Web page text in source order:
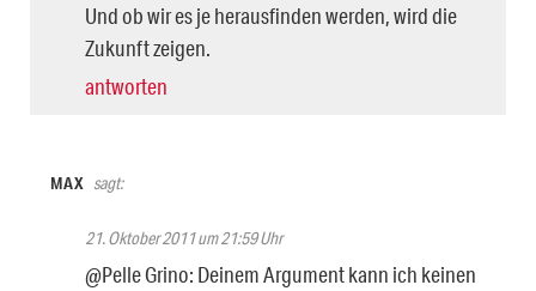
Und ob wir es je herausfinden werden, wird die
Zukunft zeigen.
antworten
MAX sagt:
21. Oktober 2011 um 21:59 Uhr
@Pelle Grino: Deinem Argument kann ich keinen